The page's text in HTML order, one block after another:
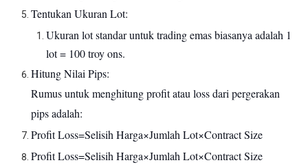
Tentukan Ukuran Lot:
Ukuran lot standar untuk trading emas biasanya adalah 1
lot = 100 troy ons.
Hitung Nilai Pips:
Rumus untuk menghitung profit atau loss dari pergerakan
pips adalah:
Profit Loss=Selisih Harga×Jumlah Lot×Contract Size
Profit Loss=Selisih Harga×Jumlah Lot×Contract Size